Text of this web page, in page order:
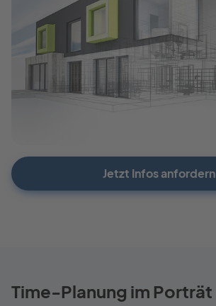
Jetzt Infos anfordern
Time-Planung im Porträt